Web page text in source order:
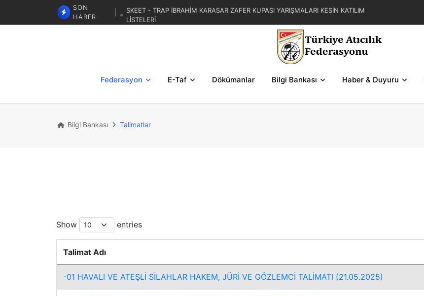
SON
HABER
SKEET - TRAP İBRAHİM KARASAR ZAFER KUPASI YARIŞMALARI KESİN KATILIM
LİSTELERİ
TRAP 3. BÖLGESEL YAZ KUPASI YARIŞMA REGLAMANI
TRAP İBRAHİM KARASAR ZAFER KUPASI YARIŞMASI SERİLERİ VE ŞEMALAR
Federasyon E-Taf Dökümanlar Bilgi Bankası Haber & Duyuru
Bilgi Bankası Talimatlar
Show entries
Talimat Adı
-01 HAVALI VE ATEŞLİ SİLAHLAR HAKEM, JÜRİ VE GÖZLEMCİ TALİMATI (21.05.2025)